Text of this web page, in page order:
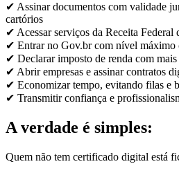
✔ Assinar documentos com validade
cartórios
✔ Acessar serviços da Receita Federal
✔ Entrar no Gov.br com nível máximo
✔ Declarar imposto de renda com
✔ Abrir empresas e assinar contratos
✔ Economizar tempo, evitando filas e
✔ Transmitir confiança e
A verdade é simples:
Quem não tem certificado digital está